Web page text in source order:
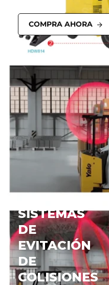
COMPRA AHORA
SISTEMAS
DE
EVITACIÓN
DE
COLISIONES